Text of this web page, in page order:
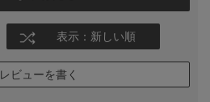
表示：新しい順
レビューを書く